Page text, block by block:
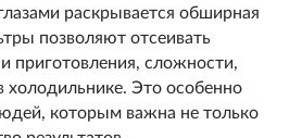
раскрывается обширная
позволяют отсеивать
приготовления, сложности,
холодильнике. Это особенно
которым важна не только